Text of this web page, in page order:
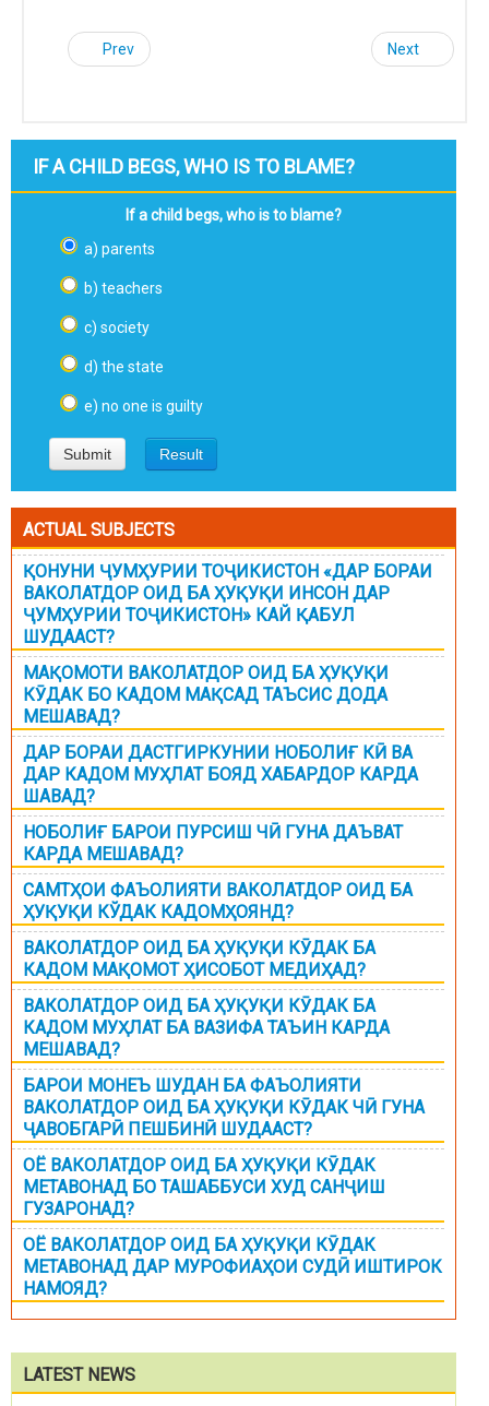
Prev Next
IF A CHILD BEGS, WHO IS TO BLAME?
If a child begs, who is to blame?
a) parents
b) teachers
c) society
d) the state
e) no one is guilty
ACTUAL SUBJECTS
ҚОНУНИ ҶУМҲУРИИ ТОҶИКИСТОН «ДАР БОРАИ
ВАКОЛАТДОР ОИД БА ҲУҚУҚИ ИНСОН ДАР
ҶУМҲУРИИ ТОҶИКИСТОН» КАЙ ҚАБУЛ
ШУДААСТ?
МАҚОМОТИ ВАКОЛАТДОР ОИД БА ҲУҚУҚИ
КӮДАК БО КАДОМ МАҚСАД ТАЪСИС ДОДА
МЕШАВАД?
ДАР БОРАИ ДАСТГИРКУНИИ НОБОЛИҒ КӢ ВА
ДАР КАДОМ МУҲЛАТ БОЯД ХАБАРДОР КАРДА
ШАВАД?
НОБОЛИҒ БАРОИ ПУРСИШ ЧӢ ГУНА ДАЪВАТ
КАРДА МЕШАВАД?
САМТҲОИ ФАЪОЛИЯТИ ВАКОЛАТДОР ОИД БА
ҲУҚУҚИ КЎДАК КАДОМҲОЯНД?
ВАКОЛАТДОР ОИД БА ҲУҚУҚИ КӮДАК БА
КАДОМ МАҚОМОТ ҲИСОБОТ МЕДИҲАД?
ВАКОЛАТДОР ОИД БА ҲУҚУҚИ КӮДАК БА
КАДОМ МУҲЛАТ БА ВАЗИФА ТАЪИН КАРДА
МЕШАВАД?
БАРОИ МОНЕЪ ШУДАН БА ФАЪОЛИЯТИ
ВАКОЛАТДОР ОИД БА ҲУҚУҚИ КӮДАК ЧӢ ГУНА
ҶАВОБГАРӢ ПЕШБИНӢ ШУДААСТ?
ОЁ ВАКОЛАТДОР ОИД БА ҲУҚУҚИ КӮДАК
МЕТАВОНАД БО ТАШАББУСИ ХУД САНҶИШ
ГУЗАРОНАД?
ОЁ ВАКОЛАТДОР ОИД БА ҲУҚУҚИ КӮДАК
МЕТАВОНАД ДАР МУРОФИАҲОИ СУДӢ ИШТИРОК
НАМОЯД?
LATEST NEWS